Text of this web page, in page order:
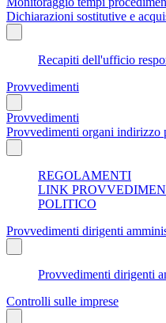
Dichiarazioni sostitutive e
Recapiti dell'ufficio
Provvedimenti
Provvedimenti
Provvedimenti organi indirizzo
REGOLAMENTI
LINK
POLITICO
Provvedimenti dirigenti
Provvedimenti dirigenti
Controlli sulle imprese